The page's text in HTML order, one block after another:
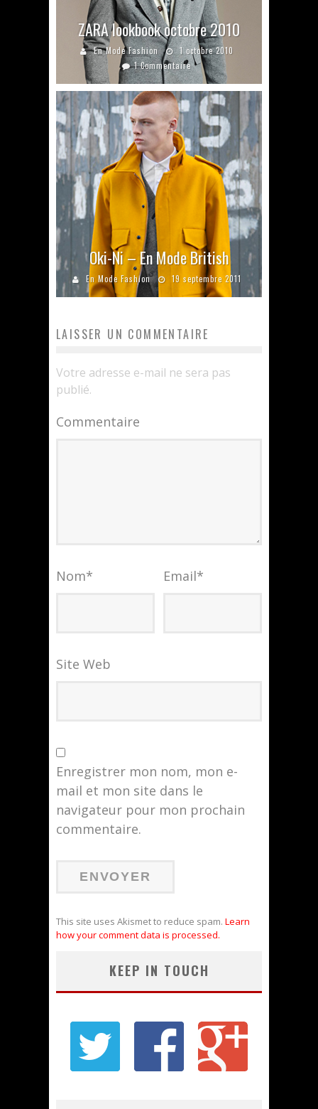
ZARA lookbook octobre 2010
En Mode Fashion
1 octobre 2010
1 Commentaire
Oki-Ni – En Mode British
En Mode Fashion 19 septembre 2011
LAISSER UN COMMENTAIRE
Votre adresse e-mail ne sera pas
publié.
Commentaire
Nom* Email*
Site Web
Enregistrer mon nom, mon e-
mail et mon site dans le
navigateur pour mon prochain
commentaire.
This site uses Akismet to reduce spam. Learn
how your comment data is processed.
KEEP IN TOUCH